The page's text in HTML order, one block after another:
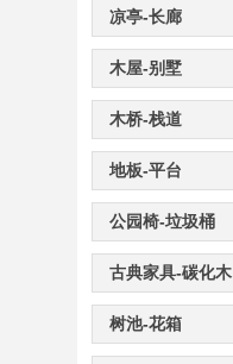
凉亭-长廊
木屋-别墅
木桥-栈道
地板-平台
公园椅-垃圾桶
古典家具-碳化木
树池-花箱